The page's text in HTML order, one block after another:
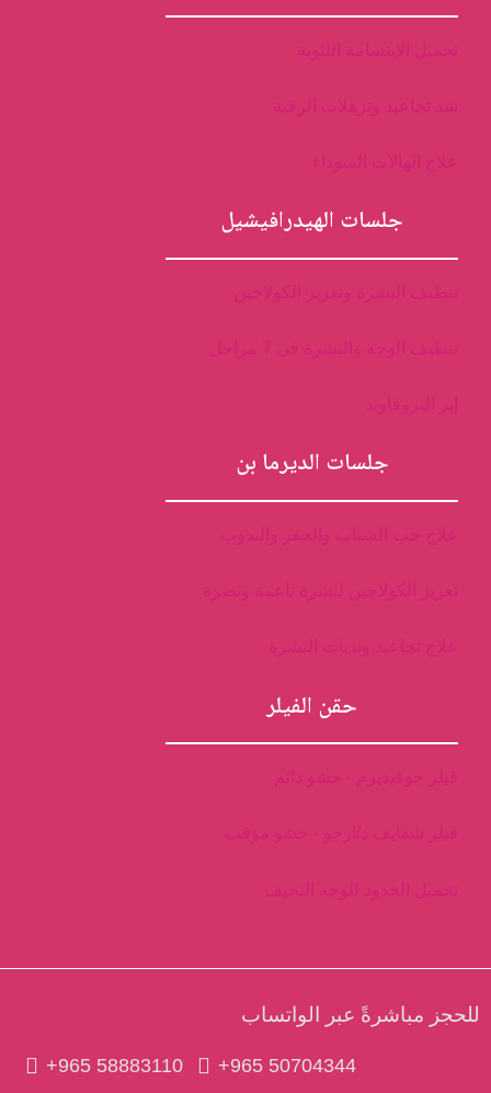
جلسات الهيدرافيشيل
جلسات الديرما بن
حقن الفيلر
للحجز مباشرةً عبر الواتساب
+965 58883110 +965 50704344